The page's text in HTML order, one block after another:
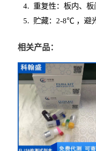
4. 重复性：板内、
5. 贮藏：2-8℃ ，避
相关产品：